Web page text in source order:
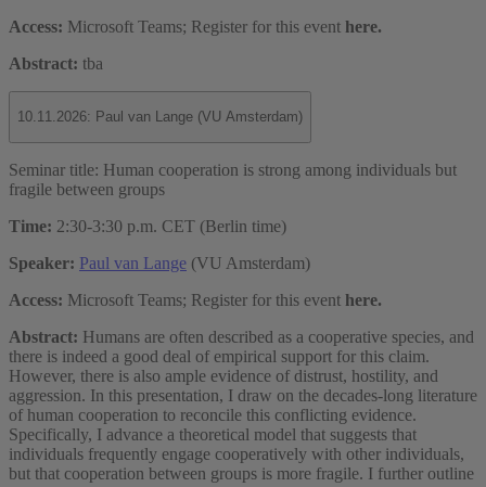
Access: Microsoft Teams; Register for this event here.
Abstract: tba
10.11.2026: Paul van Lange (VU Amsterdam)
Seminar title: Human cooperation is strong among individuals but
fragile between groups
Time: 2:30-3:30 p.m. CET (Berlin time)
Speaker: Paul van Lange (VU Amsterdam)
Access: Microsoft Teams; Register for this event here.
Abstract: Humans are often described as a cooperative species, and
there is indeed a good deal of empirical support for this claim.
However, there is also ample evidence of distrust, hostility, and
aggression. In this presentation, I draw on the decades-long literature
of human cooperation to reconcile this conflicting evidence.
Specifically, I advance a theoretical model that suggests that
individuals frequently engage cooperatively with other individuals,
but that cooperation between groups is more fragile. I further outline